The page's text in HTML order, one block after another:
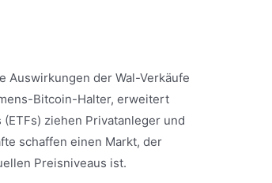
Auswirkungen der Wal-Verkäufe
Bitcoin-Halter, erweitert
ziehen Privatanleger und
schaffen einen Markt, der
Preisniveaus ist.